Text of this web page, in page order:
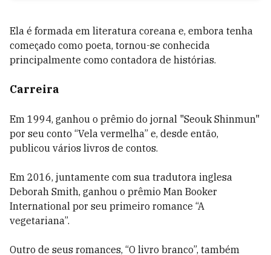
Ela é formada em literatura coreana e, embora tenha
começado como poeta, tornou-se conhecida
principalmente como contadora de histórias.
Carreira
Em 1994, ganhou o prêmio do jornal "Seouk Shinmun"
por seu conto “Vela vermelha” e, desde então,
publicou vários livros de contos.
Em 2016, juntamente com sua tradutora inglesa
Deborah Smith, ganhou o prêmio Man Booker
International por seu primeiro romance “A
vegetariana”.
Outro de seus romances, “O livro branco”, também